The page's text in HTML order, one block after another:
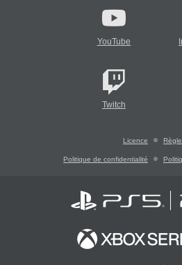
YouTube
Twitch
Licence
Politique de confidentialité